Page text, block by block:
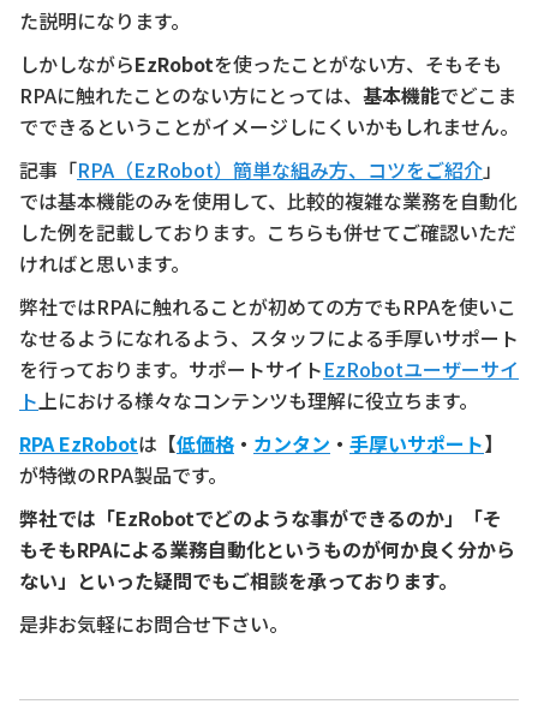
た説明になります。
しかしながらEzRobotを使ったことがない方、そもそも
RPAに触れたことのない方にとっては、 基本機能でどこま
でできるということがイメージしにくいかもしれません。
記事「RPA（EzRobot）簡単な組み方、コツをご紹介」
では基本機能のみを使用して、比較的複雑な業務を自動化
した例を記載しております。こちらも併せてご確認いただ
ければと思います。
弊社ではRPAに触れることが初めての方でもRPAを使いこ
なせるようになれるよう、スタッフによる手厚いサポート
を行っております。サポートサイトEzRobotユーザーサイ
ト 上における様々なコンテンツも理解に役立ちます。
RPA EzRobotは【低価格 ・ カンタン ・ 手厚いサポート】
が特徴のRPA製品です。
弊社では「EzRobotでどのような事ができるのか」「そ
もそもRPAによる業務自動化というものが何か良く分から
ない」といった疑問でもご相談を承っております。
是非お気軽にお問合せ下さい。